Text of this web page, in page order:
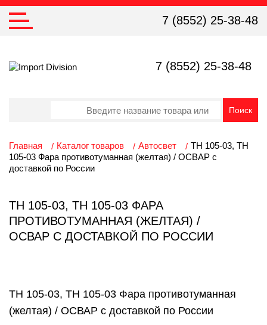
7 (8552) 25-38-48
7 (8552) 25-38-48
Главная Каталог товаров Автосвет
ТН 105-03, ТН
105-03 Фара противотуманная (желтая) / ОСВАР с
доставкой по России
ТН 105-03, ТН 105-03 ФАРА
ПРОТИВОТУМАННАЯ (ЖЕЛТАЯ) /
ОСВАР С ДОСТАВКОЙ ПО РОССИИ
ТН 105-03, ТН 105-03 Фара противотуманная
(желтая) / ОСВАР с доставкой по России